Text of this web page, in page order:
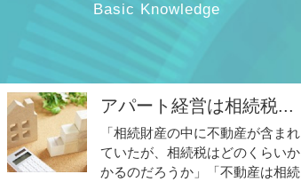
Basic Knowledge
アパート経営は相続税...
「相続財産の中に不動産が含まれ
ていたが、相続税はどのくらいか
かるのだろうか」「不動産は相続